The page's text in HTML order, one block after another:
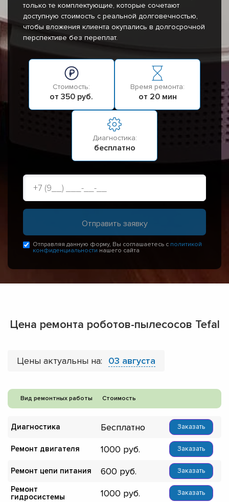
только те комплектующие, которые сочетают
доступную стоимость с реальной долговечностью,
чтобы вложения клиента окупались в долгосрочной
перспективе без переплат.
Стоимость:
от 350 руб.
Время ремонта:
от 20 мин
Диагностика:
бесплатно
Отправляя данную форму, Вы соглашаетесь с политикой
конфиденциальности нашего сайта
Цена ремонта роботов-пылесосов Tefal
Цены актуальны на: 03 августа
Вид ремонтных работы Стоимость
Диагностика Бесплатно Заказать
Ремонт двигателя 1000 Заказать
Ремонт цепи питания 600 Заказать
Ремонт
гидросистемы
1000 Заказать